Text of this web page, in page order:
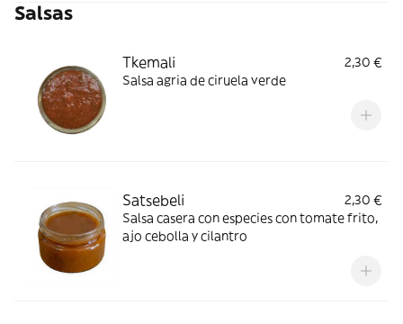
Salsas
Tkemali
2,30 €
Salsa agria de ciruela verde
Satsebeli
2,30 €
Salsa casera con especies con tomate frito,
ajo cebolla y cilantro